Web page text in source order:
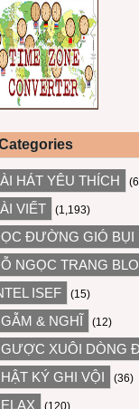
HÁT YÊU THÍCH
VIẾT (1,193)
ĐƯỜNG GIÓ BỤI
NGỌC TRANG
ISEF (15)
& NGHĨ (12)
XUÔI DÒNG
KÝ GHI VỘI (36)
(120)